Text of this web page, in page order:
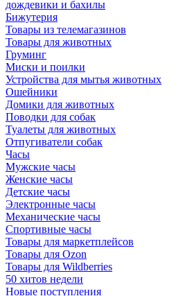
дождевики и бахилы
Бижутерия
Товары из телемагазинов
Товары для животных
Груминг
Миски и поилки
Устройства для мытья животных
Ошейники
Домики для животных
Поводки для собак
Туалеты для животных
Отпугиватели собак
Часы
Мужские часы
Женские часы
Детские часы
Электронные часы
Механические часы
Спортивные часы
Товары для маркетплейсов
Товары для Ozon
Товары для Wildberries
50 хитов недели
Новые поступления